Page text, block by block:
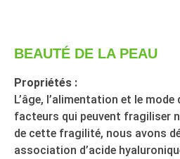
BEAUTÉ DE LA PEAU
Propriétés :
L’âge, l’alimentation et le
facteurs qui peuvent fragiliser
de cette fragilité, nous avons
association d’acide